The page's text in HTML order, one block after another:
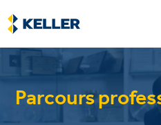
Skip
to
main
content
Parcours